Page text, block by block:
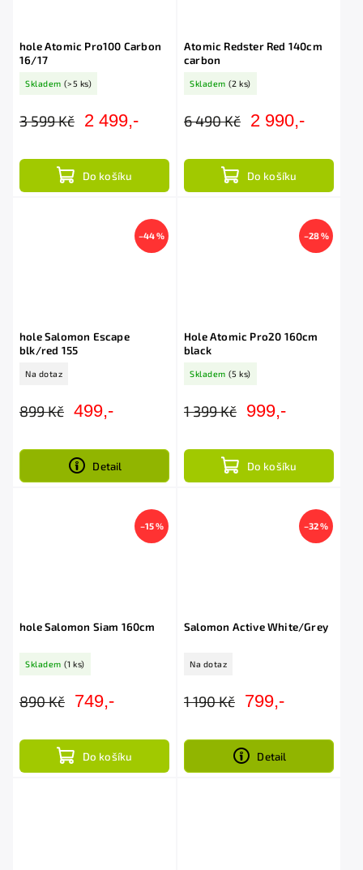
hole Atomic Pro100 Carbon
16/17
Skladem (>5 ks)
3 599 Kč 2 499,-
Do košíku
Atomic Redster Red 140cm
carbon
Skladem (2 ks)
6 490 Kč 2 990,-
Do košíku
–44 %
hole Salomon Escape
blk/red 155
Na dotaz
899 Kč 499,-
Detail
–28 %
Hole Atomic Pro20 160cm
black
Skladem (5 ks)
1 399 Kč 999,-
Do košíku
–15 %
hole Salomon Siam 160cm
Skladem (1 ks)
890 Kč 749,-
Do košíku
–32 %
Salomon Active White/Grey
Na dotaz
1 190 Kč 799,-
Detail